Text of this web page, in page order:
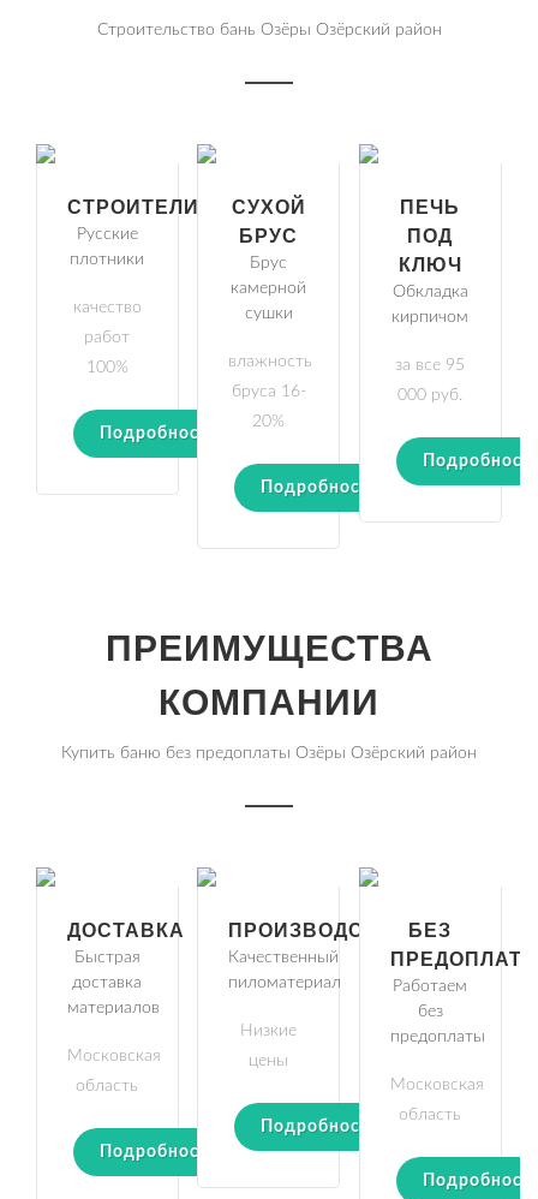
Строительство бань Озёры Озёрский район
СТРОИТЕЛИ
Русские
плотники
качество
работ
100%
Подробности
СУХОЙ
БРУС
Брус
камерной
сушки
влажность
бруса 16-
20%
Подробности
ПЕЧЬ
ПОД
КЛЮЧ
Обкладка
кирпичом
за все 95
000 руб.
ПРЕИМУЩЕСТВА
КОМПАНИИ
Купить баню без предоплаты Озёры Озёрский район
ДОСТАВКА
Быстрая
доставка
материалов
Московская
область
Подробности
ПРОИЗВОДСТВО
Качественный
пиломатериал
Низкие
цены
Подробности
БЕЗ
Работаем
без
предоплаты
Московская
область